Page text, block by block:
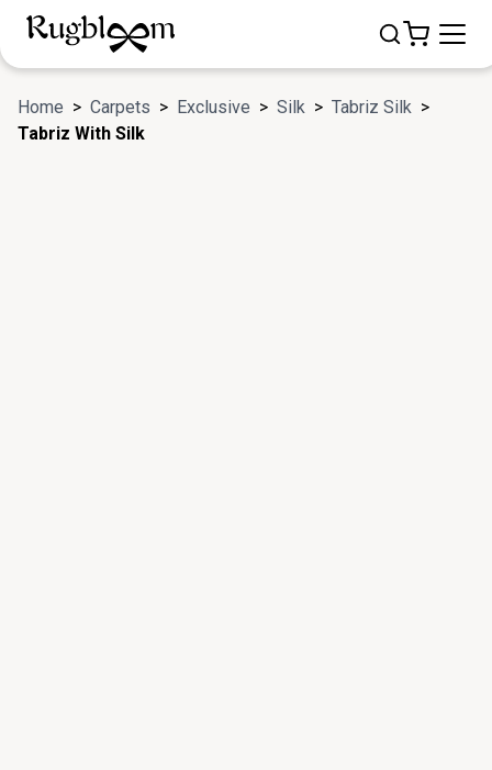
Home > Carpets > Exclusive > Silk > Tabriz Silk >
Tabriz With Silk